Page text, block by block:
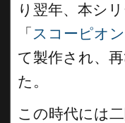
り翌年、本シ
「 スコーピオ
て製作され、
た。
この時代には